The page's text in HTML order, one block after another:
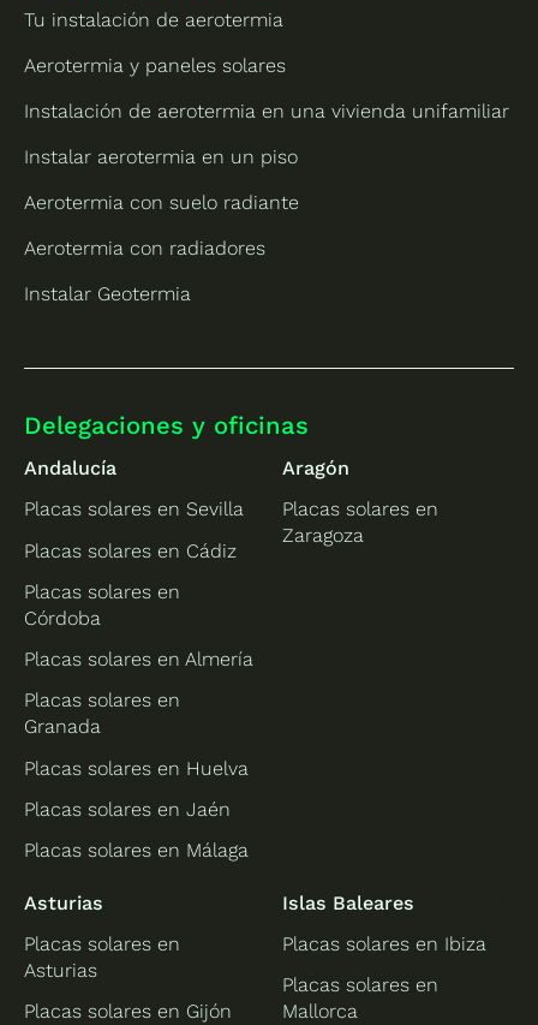
Tu instalación de aerotermia
Aerotermia y paneles solares
Instalación de aerotermia en una vivienda unifamiliar
Instalar aerotermia en un piso
Aerotermia con suelo radiante
Aerotermia con radiadores
Instalar Geotermia
Delegaciones y oficinas
Andalucía
Placas solares en Sevilla
Placas solares en Cádiz
Placas solares en
Córdoba
Placas solares en Almería
Placas solares en
Granada
Placas solares en Huelva
Placas solares en Jaén
Placas solares en Málaga
Aragón
Placas solares en
Zaragoza
Asturias
Placas solares en
Asturias
Placas solares en Gijón
Islas Baleares
Placas solares en Ibiza
Placas solares en
Mallorca